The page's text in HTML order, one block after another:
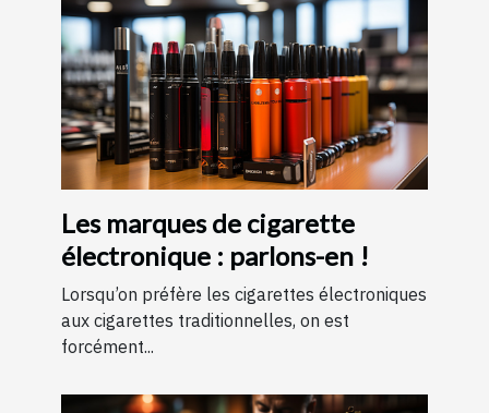
Les marques de cigarette
électronique : parlons-en !
Lorsqu’on préfère les cigarettes électroniques
aux cigarettes traditionnelles, on est
forcément...